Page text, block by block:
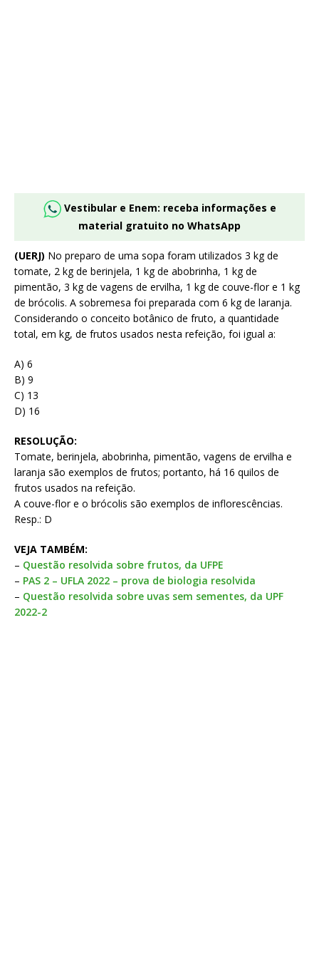
Vestibular e Enem: receba informações e
material gratuito no WhatsApp
(UERJ) No preparo de uma sopa foram utilizados 3 kg de
tomate, 2 kg de berinjela, 1 kg de abobrinha, 1 kg de
pimentão, 3 kg de vagens de ervilha, 1 kg de couve-flor e 1 kg
de brócolis. A sobremesa foi preparada com 6 kg de laranja.
Considerando o conceito botânico de fruto, a quantidade
total, em kg, de frutos usados nesta refeição, foi igual a:
A) 6
B) 9
C) 13
D) 16
RESOLUÇÃO:
Tomate, berinjela, abobrinha, pimentão, vagens de ervilha e
laranja são exemplos de frutos; portanto, há 16 quilos de
frutos usados na refeição.
A couve-flor e o brócolis são exemplos de inflorescências.
Resp.: D
VEJA TAMBÉM:
– Questão resolvida sobre frutos, da UFPE
– PAS 2 – UFLA 2022 – prova de biologia resolvida
– Questão resolvida sobre uvas sem sementes, da UPF
2022-2